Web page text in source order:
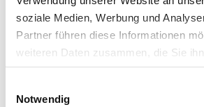
soziale Medien, Werbung und
Partner führen diese Informationen
weiteren Daten zusammen, die Sie
haben oder die sie im Rahmen Ihrer
Notwendig
17.09.18 lz
Aktive und inaktive